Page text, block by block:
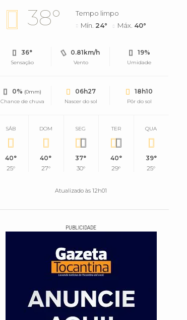
38°
Tempo limpo
Mín. 24° Máx. 40°
36°
Sensação
0.81km/h
Vento
19%
Umidade
0% (0mm)
Chance de chuva
06h27
Nascer do sol
18h10
Pôr do sol
SÁB
40°
25°
DOM
40°
27°
SEG
37°
30°
TER
40°
29°
QUA
39°
25°
Atualizado às 12h01
PUBLICIDADE